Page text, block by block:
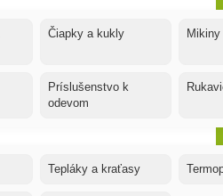
Čiapky a kukly Mikiny
Príslušenstvo k
odevom
Tepláky a kraťasy